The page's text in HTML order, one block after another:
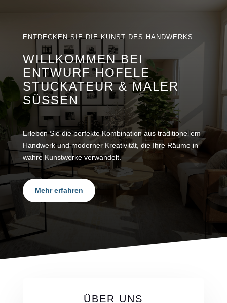
ENTDECKEN SIE DIE KUNST DES HANDWERKS
WILLKOMMEN BEI
ENTWURF HOFELE
STUCKATEUR & MALER
SÜSSEN
Erleben Sie die perfekte Kombination aus traditionellem
Handwerk und moderner Kreativität, die Ihre Räume in
wahre Kunstwerke verwandelt.
Mehr erfahren
ÜBER UNS